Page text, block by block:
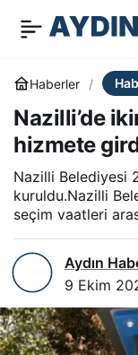
Haberler
Nazilli’de
hizmete
Nazilli Belediyesi
kuruldu.Nazilli
seçim vaatleri
Aydın
9 Ekim
Nazilli’de ikinci
noktası hizmete